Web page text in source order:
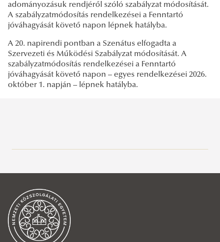
2026. január
2026. február
2026. március
2026. április
2026. május
adományozásuk rendjéről szóló szabályzat módosítását.
A szabályzatmódosítás rendelkezései a Fenntartó
jóváhagyását követő napon lépnek hatályba.
A 20. napirendi pontban a Szenátus elfogadta a
Szervezeti és Működési Szabályzat módosítását. A
szabályzatmódosítás rendelkezései a Fenntartó
jóváhagyását követő napon – egyes rendelkezései 2026.
október 1. napján – lépnek hatályba.